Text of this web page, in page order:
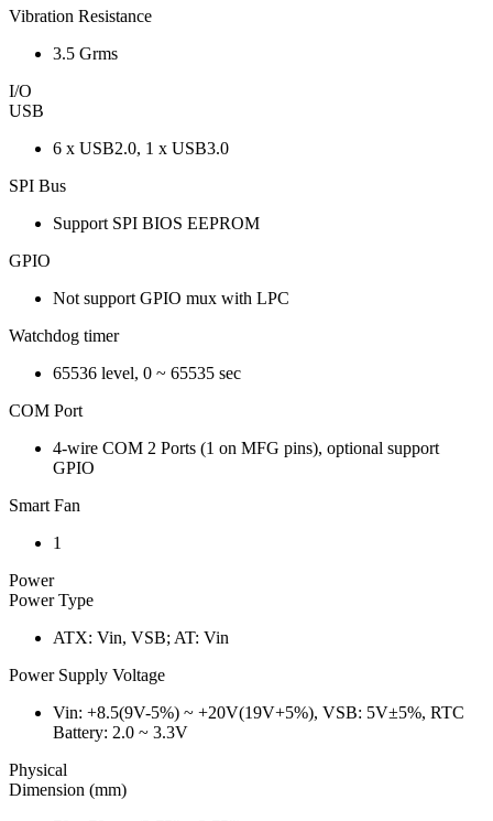
Vibration Resistance
3.5 Grms
I/O
USB
6 x USB2.0, 1 x USB3.0
SPI Bus
Support SPI BIOS EEPROM
GPIO
Not support GPIO mux with LPC
Watchdog timer
65536 level, 0 ~ 65535 sec
COM Port
4-wire COM 2 Ports (1 on MFG pins), optional support
GPIO
Smart Fan
1
Power
Power Type
ATX: Vin, VSB; AT: Vin
Power Supply Voltage
Vin: +8.5(9V-5%) ~ +20V(19V+5%), VSB: 5V±5%, RTC
Battery: 2.0 ~ 3.3V
Physical
Dimension (mm)